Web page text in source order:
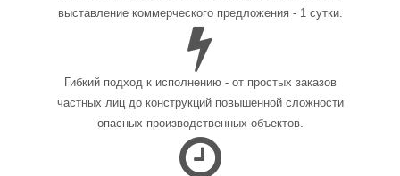
выставление коммерческого предложения - 1 сутки.
Гибкий подход к исполнению - от простых заказов
частных лиц до конструкций повышенной сложности
опасных производственных объектов.